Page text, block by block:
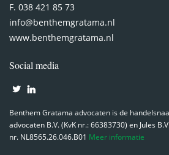
F. 038 421 85 73
info@benthemgratama.nl
www.benthemgratama.nl
Social media
Benthem Gratama advocaten is de
advocaten B.V. (KvK nr.: 66383730) en Jules
nr. NL8565.26.046.B01 Meer informatie